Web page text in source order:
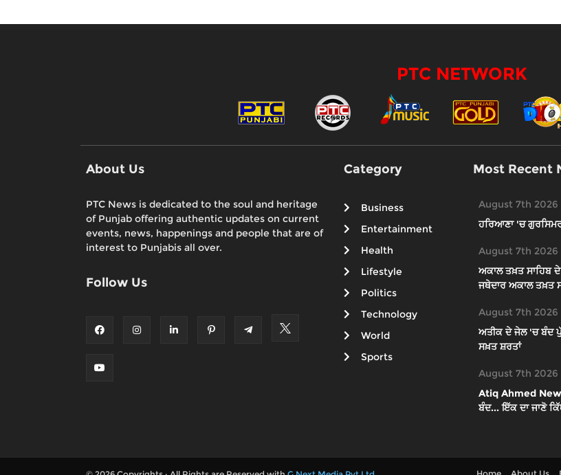
PTC NETWORK
About Us
PTC News is dedicated to the soul and heritage
of Punjab offering authentic updates on current
events, news, happenings and people that are of
interest to Punjabis all over.
Follow Us
Category
Business
Entertainment
Health
Lifestyle
Politics
Technology
World
Sports
Most Recent
August 7th 2026
ਹਰਿਆਣਾ 'ਚ
August 7th 2026
ਅਕਾਲ ਤਖ਼ਤ ਸਾਹਿਬ
ਜਥੇਦਾਰ ਅਕਾਲ ਤਖ਼ਤ
August 7th 2026
ਅਤੀਕ ਦੇ ਜੇਲ 'ਚ ਬੰਦ
ਸਖ਼ਤ ਸ਼ਰਤਾਂ
August 7th 2026
Atiq Ahmed
ਬੰਦ... ਇੱਕ ਦਾ ਜਾਣੋ